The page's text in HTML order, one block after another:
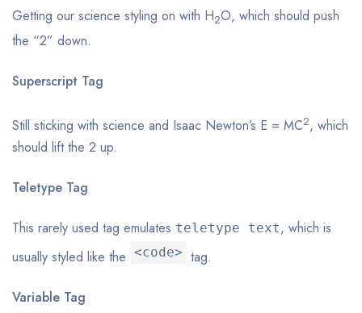
Getting our science styling on with H2O, which should push
the “2” down.
Superscript Tag
Still sticking with science and Isaac Newton’s E = MC2, which
should lift the 2 up.
Teletype Tag
This rarely used tag emulates teletype text, which is
usually styled like the <code> tag.
Variable Tag